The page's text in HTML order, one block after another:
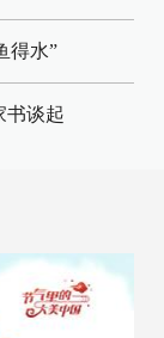
得水”
谈起